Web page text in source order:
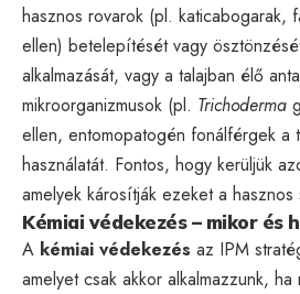
hasznos rovarok (pl. katicabogarak,
ellen) betelepítését vagy
alkalmazását, vagy a talajban élő
mikroorganizmusok (pl. Trichoderma
ellen, entomopatogén fonálférgek a
használatát. Fontos, hogy kerüljük
amelyek károsítják ezeket a
Kémiai védekezés – mikor és
A kémiai védekezés az IPM
amelyet csak akkor alkalmazzunk,